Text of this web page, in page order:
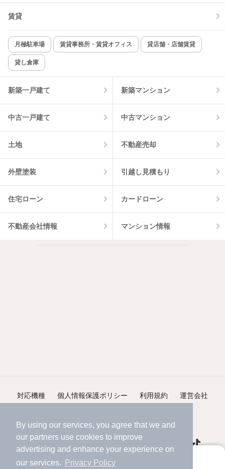
By using our services, you agree that we and
our partners use cookies to improve
advertising and enhance your experience on
our services.
Privacy Policy
アプリに切り替えて、サクサクお部屋探し
新着のみ インターネット無料
該当件数:
8
賃貸
月極駐車場 賃貸事務所・賃貸オフィス 貸店舗・店舗賃貸
貸し倉庫
新築一戸建て 新築マンション
中古一戸建て 中古マンション
土地 不動産売却
外壁塗装 引越し見積もり
住宅ローン カードローン
不動産会社情報 マンション情報
対応機種 個人情報保護ポリシー 利用規約 運営会社